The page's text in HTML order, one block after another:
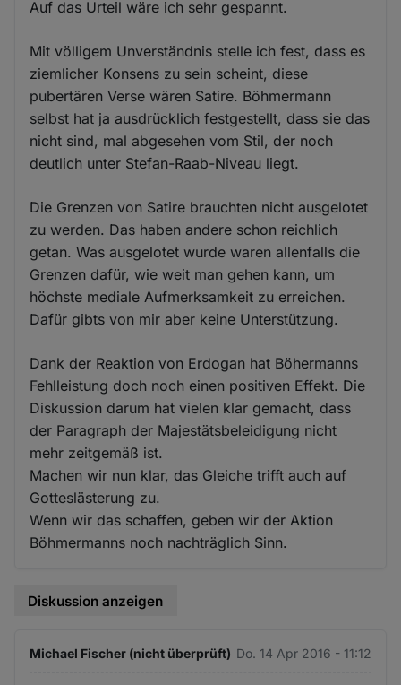
Auf das Urteil wäre ich sehr gespannt.
Mit völligem Unverständnis stelle ich fest, dass es
ziemlicher Konsens zu sein scheint, diese
pubertären Verse wären Satire. Böhmermann
selbst hat ja ausdrücklich festgestellt, dass sie das
nicht sind, mal abgesehen vom Stil, der noch
deutlich unter Stefan-Raab-Niveau liegt.
Die Grenzen von Satire brauchten nicht ausgelotet
zu werden. Das haben andere schon reichlich
getan. Was ausgelotet wurde waren allenfalls die
Grenzen dafür, wie weit man gehen kann, um
höchste mediale Aufmerksamkeit zu erreichen.
Dafür gibts von mir aber keine Unterstützung.
Dank der Reaktion von Erdogan hat Böhermanns
Fehlleistung doch noch einen positiven Effekt. Die
Diskussion darum hat vielen klar gemacht, dass
der Paragraph der Majestätsbeleidigung nicht
mehr zeitgemäß ist.
Machen wir nun klar, das Gleiche trifft auch auf
Gotteslästerung zu.
Wenn wir das schaffen, geben wir der Aktion
Böhmermanns noch nachträglich Sinn.
Diskussion anzeigen
Michael Fischer (nicht überprüft) Do. 14 Apr 2016 - 11:12